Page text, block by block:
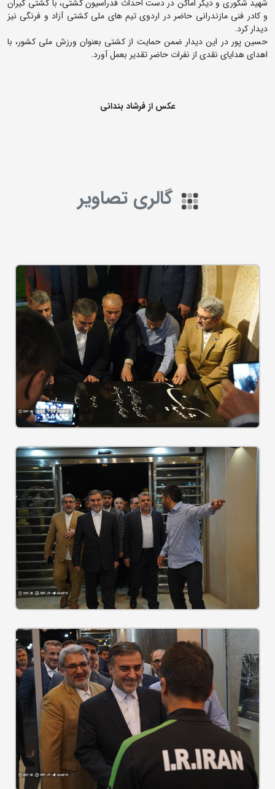
شهید شکوری و دیگر اماکن در دست احداث فدراسیون کشتی، با کشتی گیران
و کادر فنی مازندرانی حاضر در اردوی تیم های ملی کشتی آزاد و فرنگی نیز
دیدار کرد.
حسین پور در این دیدار ضمن حمایت از کشتی بعنوان ورزش ملی کشور، با
اهدای هدایای نقدی از نفرات حاضر تقدیر بعمل آورد.
عکس از فرشاد بندانی
گالری تصاویر